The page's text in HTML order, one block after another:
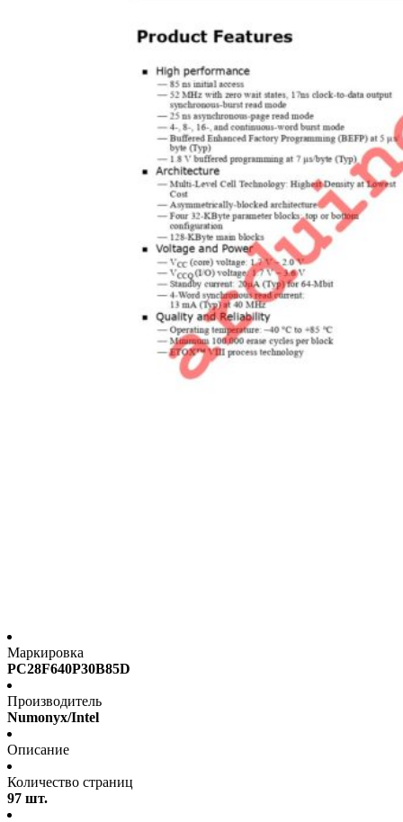
Маркировка
PC28F640P30B85D
Производитель
Numonyx/Intel
Описание
Количество страниц
97 шт.